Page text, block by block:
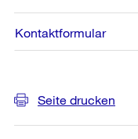
Kontaktformular
Informationen
Seite drucken